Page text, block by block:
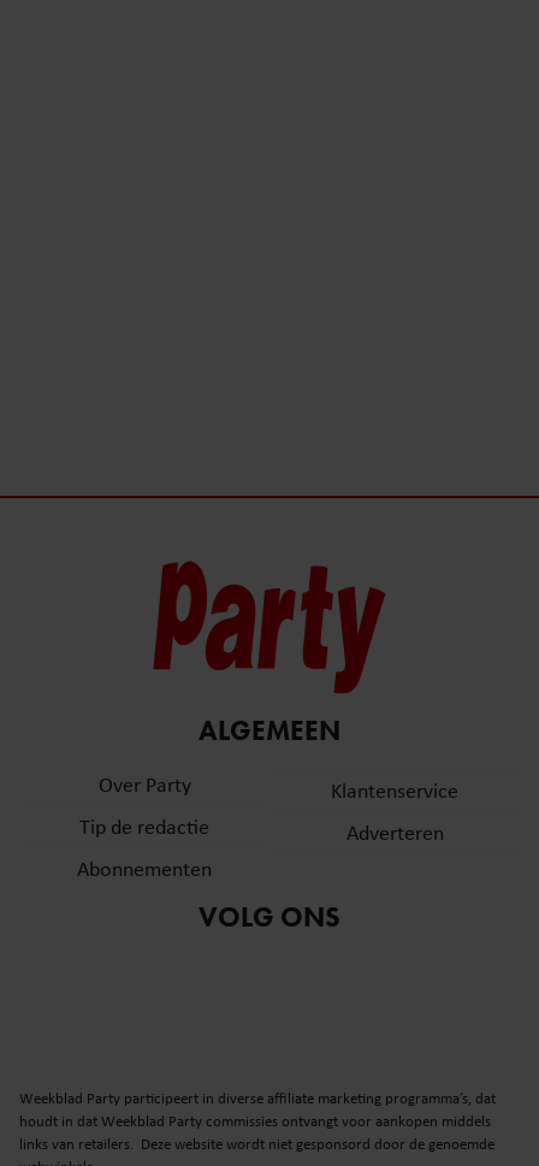
ALGEMEEN
Over Party
Tip de redactie
Abonnementen
Klantenservice
Adverteren
VOLG ONS
Weekblad Party participeert in diverse affiliate marketing programma’s, dat
houdt in dat Weekblad Party commissies ontvangt voor aankopen middels
links van retailers. Deze website wordt niet gesponsord door de genoemde